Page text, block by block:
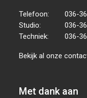
Telefoon:
036-
Studio:
036-
Techniek:
036-
Bekijk al onze
Met dank aan